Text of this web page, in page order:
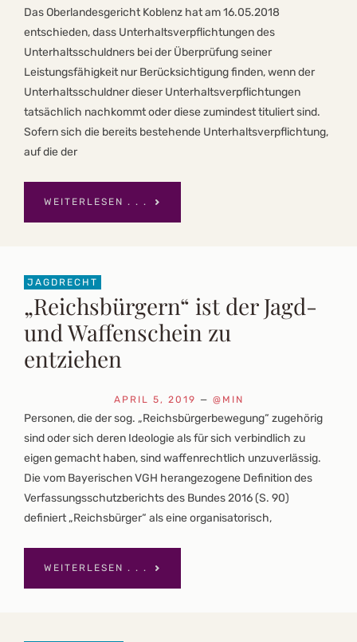
Das Oberlandesgericht Koblenz hat am 16.05.2018
entschieden, dass Unterhaltsverpflichtungen des
Unterhaltsschuldners bei der Überprüfung seiner
Leistungsfähigkeit nur Berücksichtigung finden, wenn der
Unterhaltsschuldner dieser Unterhaltsverpflichtungen
tatsächlich nachkommt oder diese zumindest tituliert sind.
Sofern sich die bereits bestehende Unterhaltsverpflichtung,
auf die der
WEITERLESEN . . .
JAGDRECHT
„Reichsbürgern“ ist der Jagd-
und Waffenschein zu
entziehen
APRIL 5, 2019 — @MIN
Personen, die der sog. „Reichsbürgerbewegung“ zugehörig
sind oder sich deren Ideologie als für sich verbindlich zu
eigen gemacht haben, sind waffenrechtlich unzuverlässig.
Die vom Bayerischen VGH herangezogene Definition des
Verfassungsschutzberichts des Bundes 2016 (S. 90)
definiert „Reichsbürger“ als eine organisatorisch,
WEITERLESEN . . .